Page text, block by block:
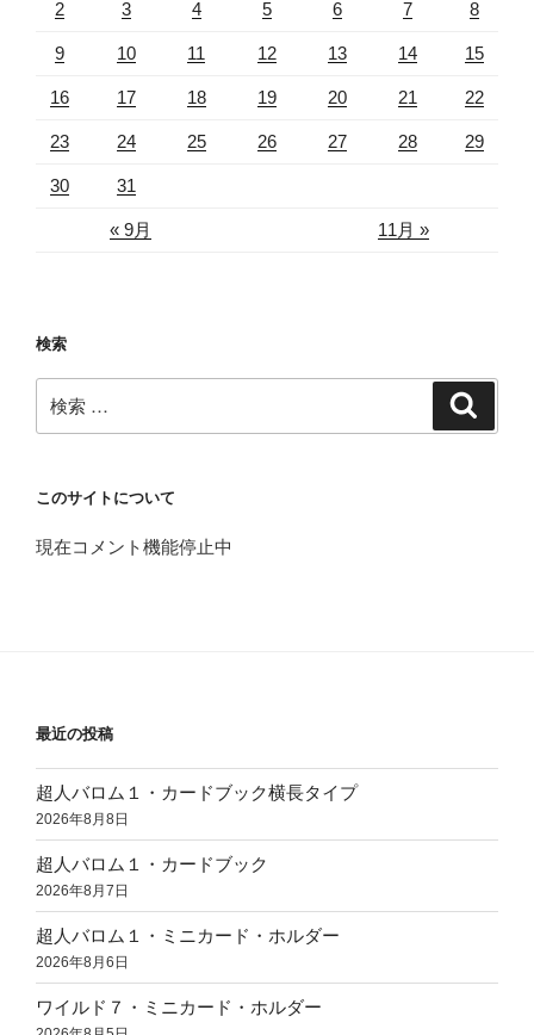
« 9月 11月 »
2 3 4 5 6 7 8
9 10 11 12 13 14 15
16 17 18 19 20 21 22
23 24 25 26 27 28 29
30 31
検索
検
索:
このサイトについて
現在コメント機能停止中
最近の投稿
超人バロム１・カードブック横長タイプ
2026年8月8日
超人バロム１・カードブック
2026年8月7日
超人バロム１・ミニカード・ホルダー
2026年8月6日
ワイルド７・ミニカード・ホルダー